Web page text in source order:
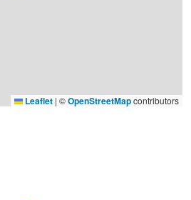
Leaflet | ©OpenStreetMapcontributors